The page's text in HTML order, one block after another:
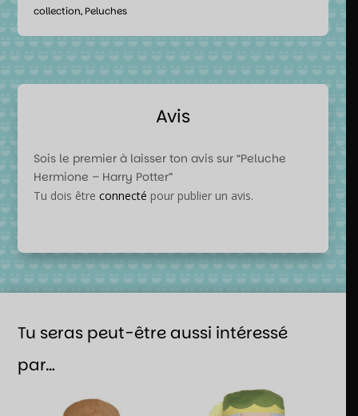
collection, Peluches
Avis
Sois le premier à laisser ton avis sur “Peluche
Hermione – Harry Potter”
Tu dois être connecté pour publier un avis.
Tu seras peut-être aussi intéressé
par…